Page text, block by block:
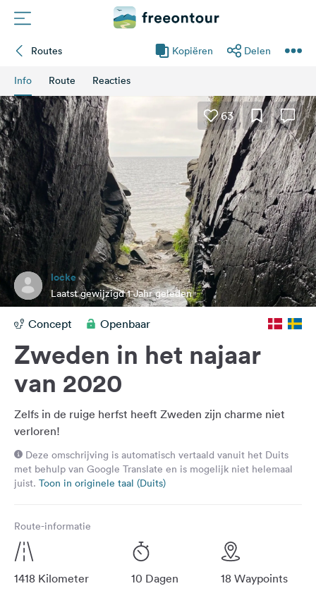
Campings
Magazine
Partners
Registreren
Inloggen
Nieuwsbrief
Feedback
Taal:
Volg
ons
social
media
Instagram
Routes Kopiëren Delen
Info Route Reacties
63
locke
Laatst gewijzigd 1 Jahr geleden
Concept Openbaar
Zweden in het najaar
van 2020
Zelfs in de ruige herfst heeft Zweden zijn charme niet
verloren!
Deze omschrijving is automatisch vertaald vanuit het Duits
met behulp van Google Translate en is mogelijk niet helemaal
juist. Toon in originele taal (Duits)
Route-informatie
1418 Kilometer 10 Dagen 18 Waypoints